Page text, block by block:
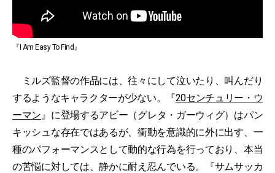
『I Am Easy To Find』
ミルズ監督の作品には、往々にして泣いたり、叫んだり
するようなキャラクターが少ない。『20センチュリー・ウ
ーマン 』に登場するアビー（グレタ・ガーウィグ）はパン
キッシュな存在ではあるが、衝動を意識的に外に出す、一
種のパフォーマンスとして動的な行為を行っており、本当
の苦悩に対しては、静かに耐え忍んでいる。『サムサッカ